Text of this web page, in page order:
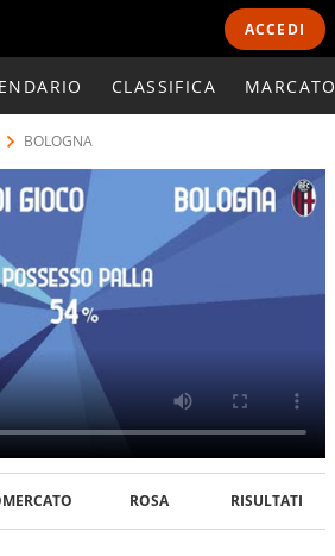
ACCEDI
CLASSIFICA
BOLOGNA
ROSA RISULTATI